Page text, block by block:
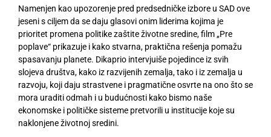
Namenjen kao upozorenje pred predsedničke izbore u SAD ove
jeseni s ciljem da se daju glasovi onim liderima kojima je
prioritet promena politike zaštite životne sredine, film „Pre
poplave“ prikazuje i kako stvarna, praktična rešenja pomažu
spasavanju planete. Dikaprio intervjuiše pojedince iz svih
slojeva društva, kako iz razvijenih zemalja, tako i iz zemalja u
razvoju, koji daju strastvene i pragmatične osvrte na ono što se
mora uraditi odmah i u budućnosti kako bismo naše
ekonomske i političke sisteme pretvorili u institucije koje su
naklonjene životnoj sredini.